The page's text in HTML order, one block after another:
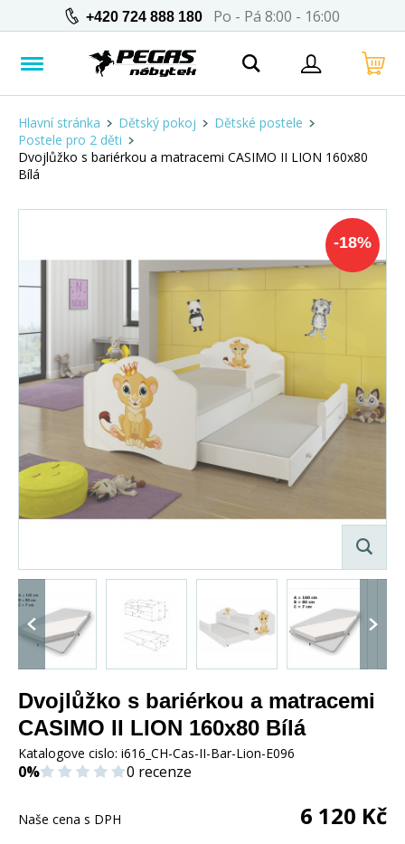
+420 724 888 180 Po - Pá 8:00 - 16:00
Hlavní stránka Dětský pokoj
Dětské postele
Postele pro 2 děti
Dvojlůžko s bariérkou a matracemi CASIMO II LION 160x80
Bílá
-18%
Dvojlůžko s bariérkou a matracemi
CASIMO II LION 160x80 Bílá
Katalogove cislo: i616_CH-Cas-II-Bar-Lion-E096
0% 0 recenze
Naše cena s DPH 6 120 Kč